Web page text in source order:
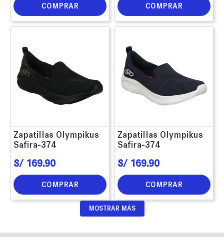
COMPRAR COMPRAR
Zapatillas Olympikus
Safira-374
S/ 169.90
COMPRAR
Zapatillas Olympikus
Safira-374
S/ 169.90
COMPRAR
MOSTRAR MÁS